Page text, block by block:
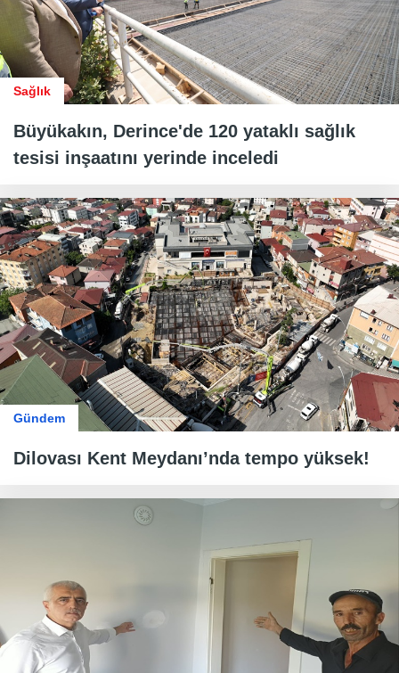
Sağlık
Büyükakın, Derince'de 120 yataklı sağlık
tesisi inşaatını yerinde inceledi
Gündem
Dilovası Kent Meydanı’nda tempo yüksek!